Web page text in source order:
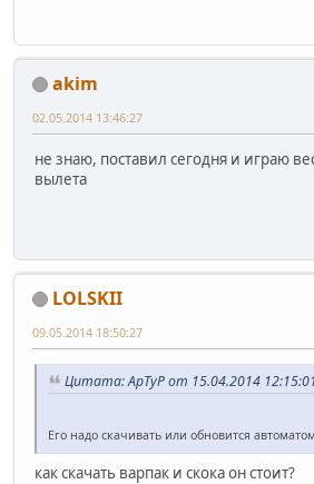
akim
02.05.2014 13:46:27
не знаю, поставил сегодня и играю
вылета
LOLSKII
09.05.2014 18:50:27
Цитата: ApTyP от 15.04.2014
Его надо скачивать или обновится
как скачать варпак и скока он стоит?